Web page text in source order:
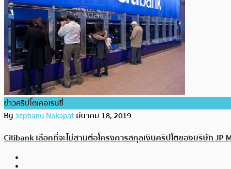
ข่าวคริปโตเคอเรนซี่
ByJitphanu Nakapatมีนาคม 18, 2019
Citibank เลือกที่จะไม่สานต่อโครงการสกุลเงินคริปโตของบริษัท JP